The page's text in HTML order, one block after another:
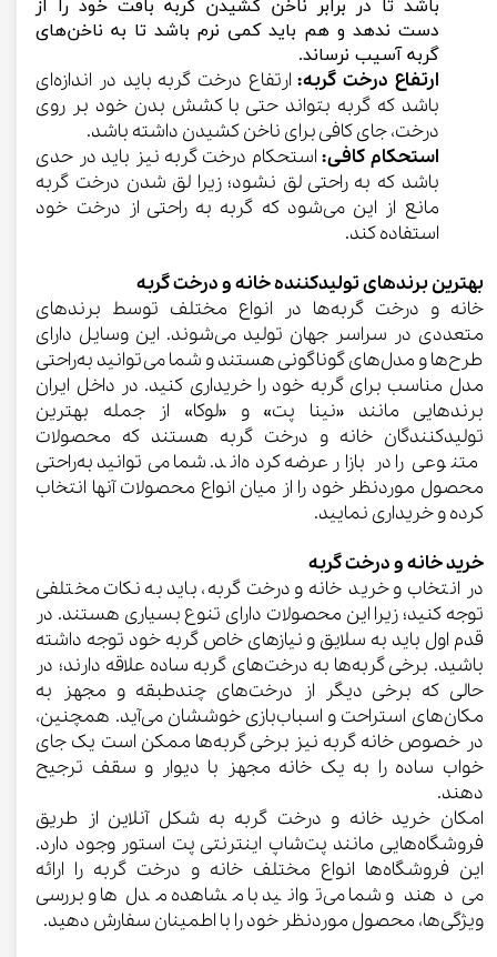
باشد تا در برابر ناخن کشیدن گربه بافت خود را از
دست ندهد و هم باید کمی نرم باشد تا به ناخن‌های
گربه آسیب نرساند.
ارتفاع درخت گربه:ارتفاع درخت گربه باید در اندازه‌ای
باشد که گربه بتواند حتی با کشش بدن خود بر روی
درخت، جای کافی برای ناخن کشیدن داشته باشد.
استحکام کافی:استحکام درخت گربه نیز باید در حدی
باشد که به راحتی لق نشود؛ زیرا لق شدن درخت گربه
مانع از این می‌شود که گربه به راحتی از درخت خود
استفاده کند.
بهترین برندهای تولیدکننده خانه و درخت گربه
خانه و درخت گربه‌ها در انواع مختلف توسط برندهای
متعددی در سراسر جهان تولید می‌شوند. این وسایل دارای
طرح‌ها و مدل‌های گوناگونی هستند و شما می‌توانید به‌راحتی
مدل مناسب برای گربه خود را خریداری کنید. در داخل ایران
برندهایی مانند «نینا پت» و «لوکا» از جمله بهترین
تولیدکنندگان خانه و درخت گربه هستند که محصولات
متنوعی را در بازار عرضه کرده‌اند. شما می‌توانید به‌راحتی
محصول موردنظر خود را از میان انواع محصولات آنها انتخاب
کرده و خریداری نمایید.
خرید خانه و درخت گربه
در انتخاب و خرید خانه و درخت گربه، باید به نکات مختلفی
توجه کنید؛ زیرا این محصولات دارای تنوع بسیاری هستند. در
قدم اول باید به سلایق و نیازهای خاص گربه خود توجه داشته
باشید. برخی گربه‌ها به درخت‌های گربه ساده علاقه دارند؛ در
حالی که برخی دیگر از درخت‌های چندطبقه و مجهز به
مکان‌های استراحت و اسباب‌بازی خوششان می‌آید. همچنین،
در خصوص خانه گربه نیز برخی گربه‌ها ممکن است یک جای
خواب ساده را به یک خانه مجهز با دیوار و سقف ترجیح
دهند.
امکان خرید خانه و درخت گربه به شکل آنلاین از طریق
فروشگاه‌هایی مانند پت‌شاپ اینترنتی پت استور وجود دارد.
این فروشگاه‌ها انواع مختلف خانه و درخت گربه را ارائه
می‌دهند و شما می‌توانید با مشاهده مدل‌ها و بررسی
ویژگی‌ها، محصول موردنظر خود را با اطمینان سفارش دهید.